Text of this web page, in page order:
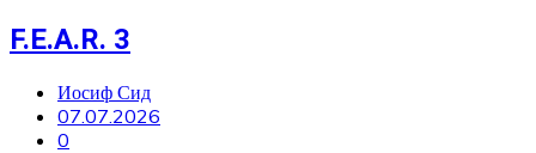
F.E.A.R. 3
Иосиф Сид
07.07.2026
0